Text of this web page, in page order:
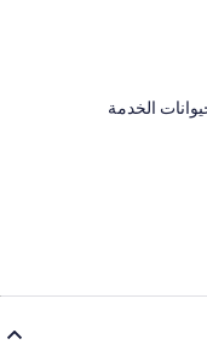
الخدمة